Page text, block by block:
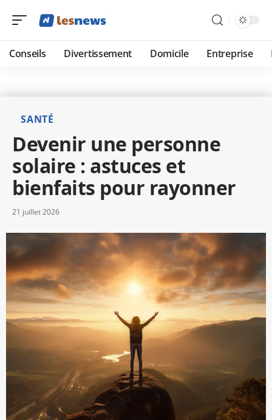
Conseils Divertissement Domicile Entreprise
SANTÉ
Devenir une personne
solaire : astuces et
bienfaits pour rayonner
21 juillet 2026